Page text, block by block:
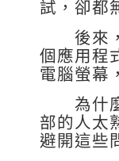
試，卻都
後來，
個應用程
電腦螢幕
為什麼
部的人太
避開這些